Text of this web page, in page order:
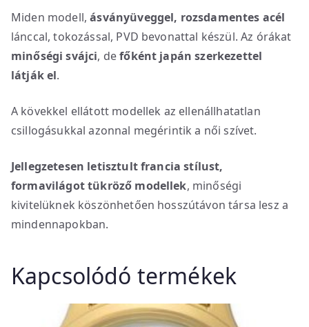
Miden modell,ásványüveggel, rozsdamentes acél
lánccal, tokozással, PVD bevonattal készül. Az órákat
minőségi svájci, defőként japán szerkezettel
látják el.
A kövekkel ellátott modellek az ellenállhatatlan
csillogásukkal azonnal megérintik a női szívet.
Jellegzetesen letisztult francia stílust,
formavilágot tükröző modellek, minőségi
kivitelüknek köszönhetően hosszútávon társa lesz a
mindennapokban.
Kapcsolódó termékek